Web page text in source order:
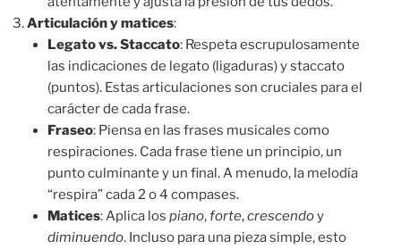
Articulación y matices:
Legato vs. Staccato: Respeta escrupulosamente
las indicaciones de legato (ligaduras) y staccato
(puntos). Estas articulaciones son cruciales para el
carácter de cada frase.
Fraseo: Piensa en las frases musicales como
respiraciones. Cada frase tiene un principio, un
punto culminante y un final. A menudo, la melodía
“respira” cada 2 o 4 compases.
Matices: Aplica los piano,forte,crescendoy
diminuendo. Incluso para una pieza simple, esto